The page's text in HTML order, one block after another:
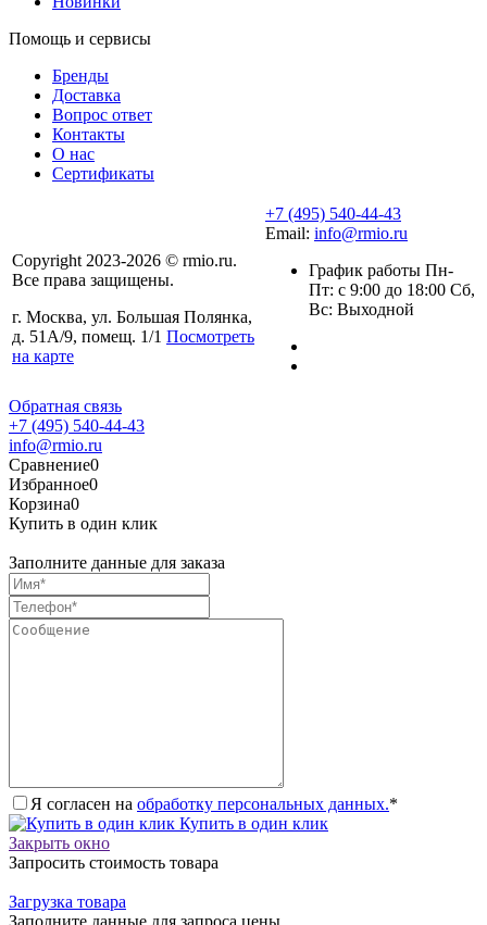
Помощь и сервисы
Бренды
Доставка
Вопрос ответ
Контакты
О нас
Сертификаты
Copyright 2023-2026 © rmio.ru.
Все права защищены.
г. Москва, ул. Большая Полянка,
д. 51А/9, помещ. 1/1 Посмотреть
на карте
+7 (495) 540-44-43
Email: info@rmio.ru
График работы Пн-
Пт: с 9:00 до 18:00 Сб,
Вс: Выходной
Обратная связь
+7 (495) 540-44-43
info@rmio.ru
Сравнение0
Избранное0
Корзина0
Купить в один клик
Заполните данные для заказа
Я согласен на обработку персональных данных.*
Купить в один клик
Закрыть окно
Запросить стоимость товара
Загрузка товара
Заполните данные для запроса цены